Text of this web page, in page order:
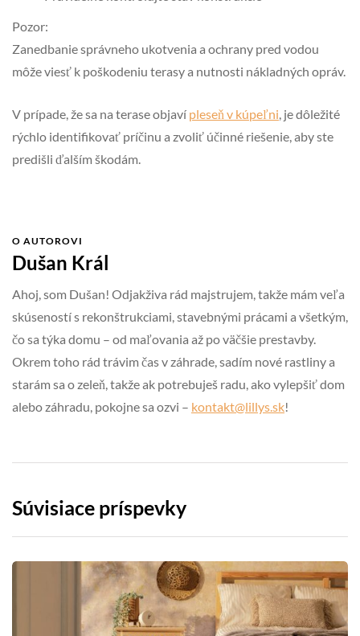
Pozor:
Zanedbanie správneho ukotvenia a ochrany pred vodou
môže viesť k poškodeniu terasy a nutnosti nákladných opráv.
V prípade, že sa na terase objaví pleseň v kúpeľni, je dôležité
rýchlo identifikovať príčinu a zvoliť účinné riešenie, aby ste
predišli ďalším škodám.
O AUTOROVI
Dušan Král
Ahoj, som Dušan! Odjakživa rád majstrujem, takže mám veľa
skúseností s rekonštrukciami, stavebnými prácami a všetkým,
čo sa týka domu – od maľovania až po väčšie prestavby.
Okrem toho rád trávim čas v záhrade, sadím nové rastliny a
starám sa o zeleň, takže ak potrebuješ radu, ako vylepšiť dom
alebo záhradu, pokojne sa ozvi – kontakt@lillys.sk!
Súvisiace príspevky